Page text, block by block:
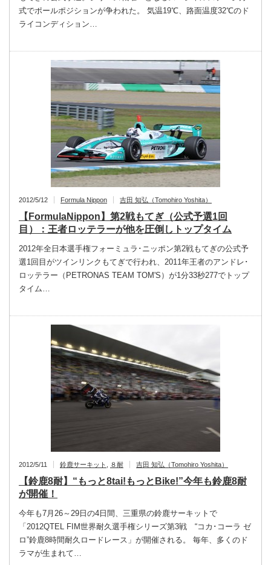
式でポールポジションが争われた。 気温19℃、路面温度32℃のド
ライコンディション…
2012/5/12 Formula Nippon 吉田 知弘（Tomohiro Yoshita）
【FormulaNippon】第2戦もてぎ（公式予選1回
目）：王者ロッテラーが他を圧倒しトップタイム
2012年全日本選手権フォーミュラ･ニッポン第2戦もてぎの公式予
選1回目がツインリンクもてぎで行われ、2011年王者のアンドレ･
ロッテラー（PETRONAS TEAM TOM'S）が1分33秒277でトップ
タイム…
2012/5/11 鈴鹿サーキット ８耐 吉田 知弘（Tomohiro Yoshita）
【鈴鹿8耐】“もっと8tai!もっとBike!”今年も鈴鹿8耐
が開催！
今年も7月26～29日の4日間、三重県の鈴鹿サーキットで
「2012QTEL FIM世界耐久選手権シリーズ第3戦 “コカ･コーラ ゼ
ロ”鈴鹿8時間耐久ロードレース」が開催される。 毎年、多くのド
ラマが生まれて…